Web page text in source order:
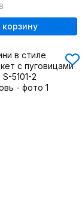
корзину